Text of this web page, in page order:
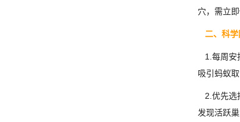
穴，需立
二、科学
1.每周安
吸引蚂蚁
2.优先选
发现活跃